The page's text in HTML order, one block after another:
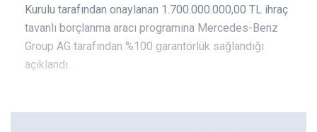
Kurulu tarafından onaylanan 1.700.000.000,00 TL ihraç
tavanlı borçlanma aracı programına Mercedes-Benz
Group AG tarafından %100 garantörlük sağlandığı
açıklandı.